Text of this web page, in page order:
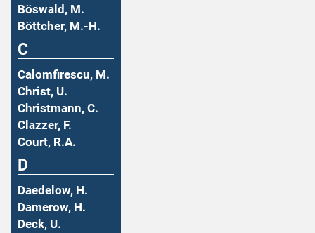
Böswald, M.
Böttcher, M.-H.
C
Calomfirescu, M.
Christ, U.
Christmann, C.
Clazzer, F.
Court, R.A.
D
Daedelow, H.
Damerow, H.
Deck, U.